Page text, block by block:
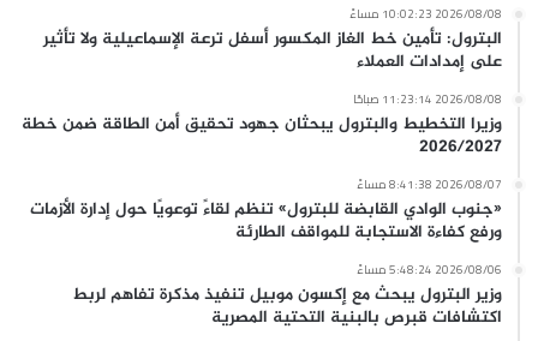
2026/08/08 10:02:23 مساءً
البترول: تأمين خط الغاز المكسور أسفل ترعة الإسماعيلية ولا تأثير
على إمدادات العملاء
2026/08/08 11:23:14 صباحًا
وزيرا التخطيط والبترول يبحثان جهود تحقيق أمن الطاقة ضمن خطة
2026/2027
2026/08/07 8:41:38 مساءً
«جنوب الوادي القابضة للبترول» تنظم لقاءً توعويًا حول إدارة الأزمات
ورفع كفاءة الاستجابة للمواقف الطارئة
2026/08/06 5:48:24 مساءً
وزير البترول يبحث مع إكسون موبيل تنفيذ مذكرة تفاهم لربط
اكتشافات قبرص بالبنية التحتية المصرية